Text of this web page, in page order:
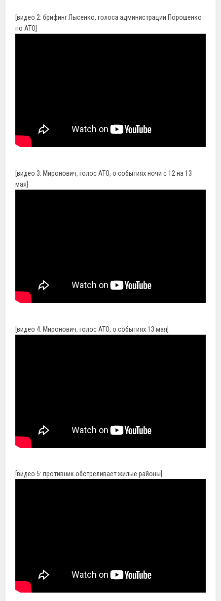
[видео 2: брифинг Лысенко, голоса администрации Порошенко
по АТО]
[видео 3: Миронович, голос АТО, о событиях ночи с 12 на 13
мая]
[видео 4: Миронович, голос АТО, о событиях 13 мая]
[видео 5: противник обстреливает жилые районы]